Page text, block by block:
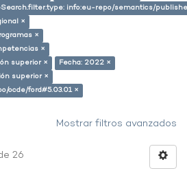
info:eu-repo/semantics/
×
×
×
superior ×
Fecha: 2022 ×
superior ×
ocde/ford#5.03.01 ×
Mostrar filtros avanzados
26